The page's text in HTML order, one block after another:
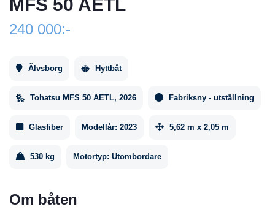
MFS 50 AETL
240 000:-
Älvsborg Hyttbåt
Tohatsu MFS 50 AETL, 2026 Fabriksny - utställning
Glasfiber Modellår: 2023 5,62 m x 2,05 m
530 kg Motortyp: Utombordare
Om båten